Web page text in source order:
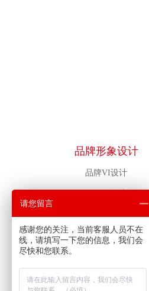
品牌形象设计
品牌VI设计
吉祥物设计
请您留言
感谢您的关注，当前客服人员不在
线，请填写一下您的信息，我们会
尽快和您联系。